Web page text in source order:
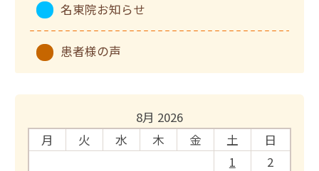
名東院お知らせ
患者様の声
8月 2026
月
火 水 木 金 土
日
1
2